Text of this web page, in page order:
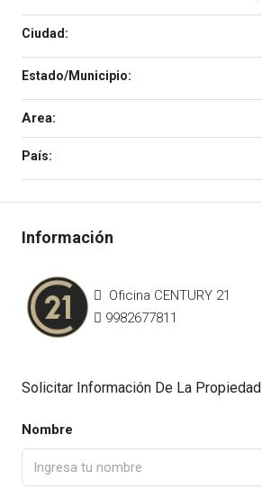
Area:
Oficina CENTURY 21
9982677811
Solicitar Información De La Propiedad
Nombre